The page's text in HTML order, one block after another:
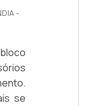
-
se